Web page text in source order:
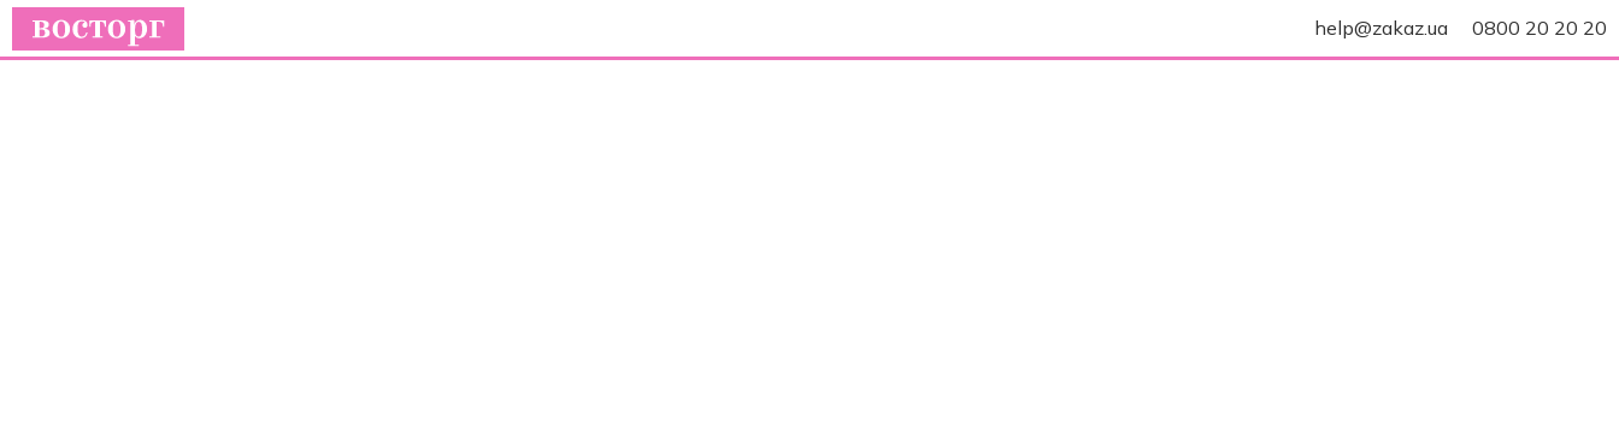
help@zakaz.ua 0800 20 20 20